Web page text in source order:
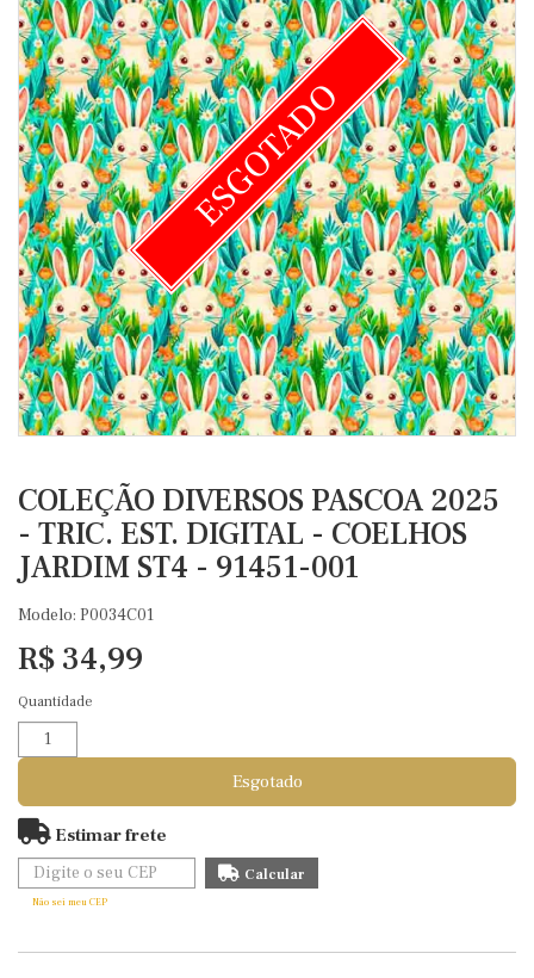
ESGOTADO
COLEÇÃO DIVERSOS PASCOA 2025
- TRIC. EST. DIGITAL - COELHOS
JARDIM ST4 - 91451-001
Modelo: P0034C01
R$ 34,99
Quantidade
Esgotado
Estimar frete
Não sei meu CEP